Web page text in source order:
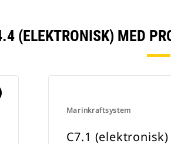
(ELEKTRONISK) MED
Marinkraftsystem
C7.1 (elektronisk)